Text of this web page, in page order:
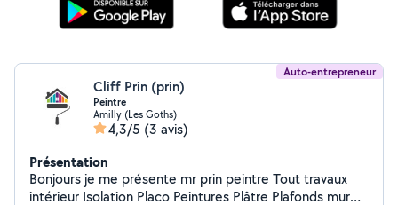
Auto-entrepreneur
Cliff Prin (prin)
Peintre
Amilly (Les Goths)
4,3/5 (3 avis)
Présentation
Bonjours je me présente mr prin peintre Tout travaux
intérieur Isolation Placo Peintures Plâtre Plafonds mur